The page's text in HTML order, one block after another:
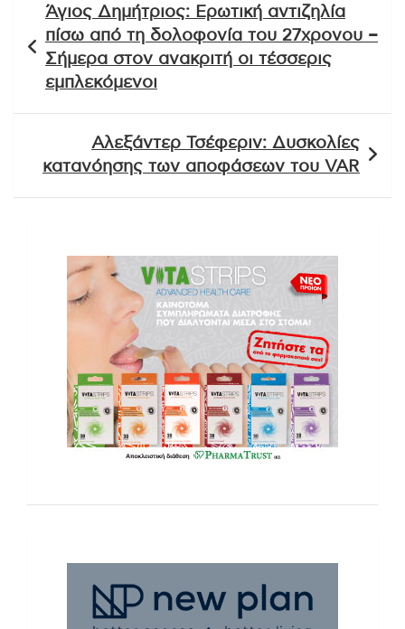
άρθρων
Άγιος Δημήτριος: Ερωτική αντιζηλία
πίσω από τη δολοφονία του 27χρονου –
Σήμερα στον ανακριτή οι τέσσερις
εμπλεκόμενοι
Αλεξάντερ Τσέφεριν: Δυσκολίες
κατανόησης των αποφάσεων του VAR